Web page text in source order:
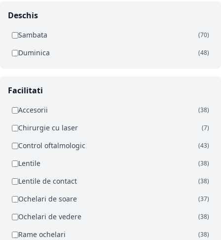
Deschis
Sambata (70)
Duminica (48)
Facilitati
Accesorii (38)
Chirurgie cu laser (7)
Control oftalmologic (43)
Lentile (38)
Lentile de contact (38)
Ochelari de soare (37)
Ochelari de vedere (38)
Rame ochelari (38)